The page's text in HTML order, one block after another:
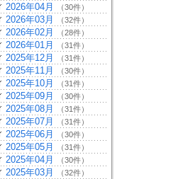
2026年04月 （30件）
2026年03月 （32件）
2026年02月 （28件）
2026年01月 （31件）
2025年12月 （31件）
2025年11月 （30件）
2025年10月 （31件）
2025年09月 （30件）
2025年08月 （31件）
2025年07月 （31件）
2025年06月 （30件）
2025年05月 （31件）
2025年04月 （30件）
2025年03月 （32件）